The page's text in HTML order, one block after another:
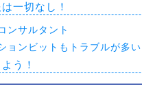
一切なし！
ンサルタント
ョンビットもトラブルが多い
う！